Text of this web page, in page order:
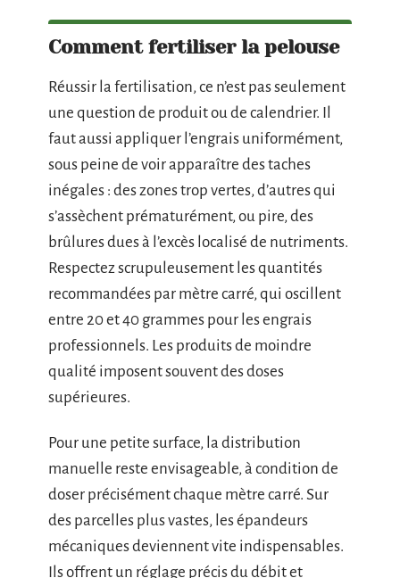
Comment fertiliser la pelouse
Réussir la fertilisation, ce n’est pas seulement
une question de produit ou de calendrier. Il
faut aussi appliquer l’engrais uniformément,
sous peine de voir apparaître des taches
inégales : des zones trop vertes, d’autres qui
s’assèchent prématurément, ou pire, des
brûlures dues à l’excès localisé de nutriments.
Respectez scrupuleusement les quantités
recommandées par mètre carré, qui oscillent
entre 20 et 40 grammes pour les engrais
professionnels. Les produits de moindre
qualité imposent souvent des doses
supérieures.
Pour une petite surface, la distribution
manuelle reste envisageable, à condition de
doser précisément chaque mètre carré. Sur
des parcelles plus vastes, les épandeurs
mécaniques deviennent vite indispensables.
Ils offrent un réglage précis du débit et